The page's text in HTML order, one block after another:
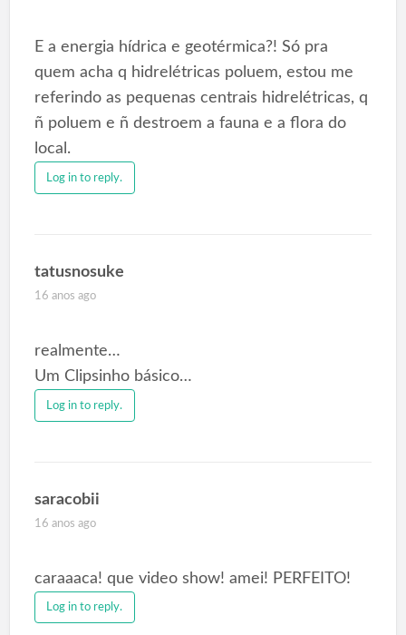
E a energia hídrica e geotérmica?! Só pra
quem acha q hidrelétricas poluem, estou me
referindo as pequenas centrais hidrelétricas, q
ñ poluem e ñ destroem a fauna e a flora do
local.
Log in to reply.
tatusnosuke
16 anos ago
realmente…
Um Clipsinho básico…
Log in to reply.
saracobii
16 anos ago
caraaaca! que video show! amei! PERFEITO!
Log in to reply.